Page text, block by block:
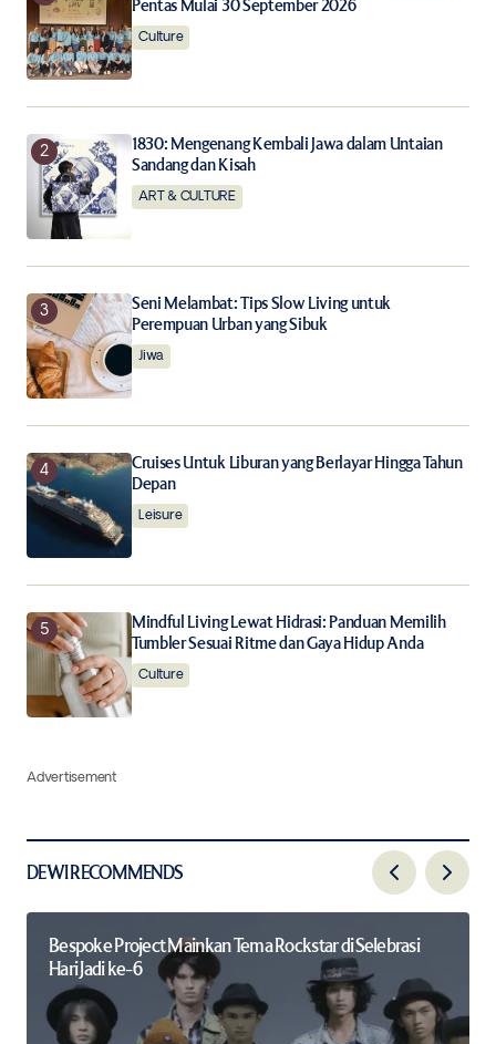
Save my name, email, and website in this browser for
the next time I comment.
Notify me of new posts by email.
Submit Comment
Pentas Mulai 30 September 2026
Culture
1830: Mengenang Kembali Jawa dalam Untaian
Sandang dan Kisah
ART & CULTURE
Seni Melambat: Tips Slow Living untuk
Perempuan Urban yang Sibuk
Jiwa
Cruises Untuk Liburan yang Berlayar Hingga Tahun
Depan
Leisure
Mindful Living Lewat Hidrasi: Panduan Memilih
Tumbler Sesuai Ritme dan Gaya Hidup Anda
Culture
Advertisement
DEWI RECOMMENDS
Bespoke Project Mainkan Tema Rockstar di Selebrasi
Hari Jadi ke-6